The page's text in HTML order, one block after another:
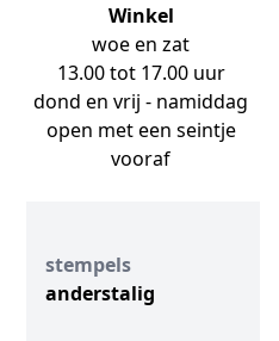
Winkel
woe en zat
13.00 tot 17.00 uur
dond en vrij - namiddag
open met een seintje
vooraf
stempels
anderstalig